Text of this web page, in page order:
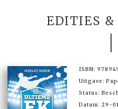
EDITIES &
ISBN:
Uitgave:
Status:
Datum: 29-